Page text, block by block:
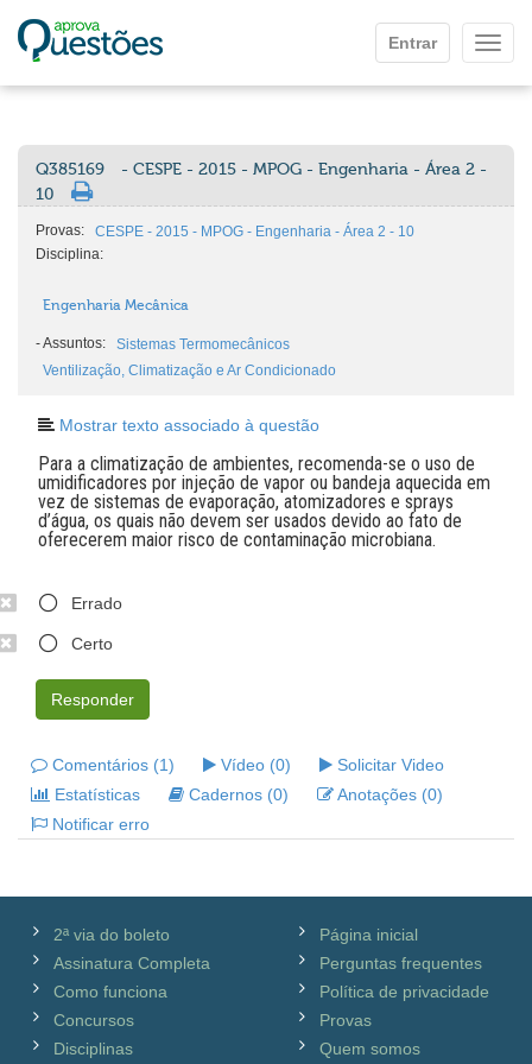
Entrar
Q385169
- CESPE - 2015 - MPOG - Engenharia - Área 2 -
10
Provas:
CESPE - 2015 - MPOG - Engenharia - Área 2 - 10
Disciplina:
Engenharia Mecânica
-Assuntos:
Sistemas Termomecânicos
Ventilização, Climatização e Ar Condicionado
Mostrar texto associado à questão
Para a climatização de ambientes, recomenda-se o uso de
umidificadores por injeção de vapor ou bandeja aquecida em
vez de sistemas de evaporação, atomizadores e sprays
d’água, os quais não devem ser usados devido ao fato de
oferecerem maior risco de contaminação microbiana.
Errado
Certo
Responder
Comentários (1) Vídeo (0)
Solicitar Video
Estatísticas
Cadernos (0)
Anotações (0)
Notificar erro
2ª via do boleto
Assinatura Completa
Como funciona
Concursos
Disciplinas
Página inicial
Perguntas frequentes
Política de privacidade
Provas
Quem somos